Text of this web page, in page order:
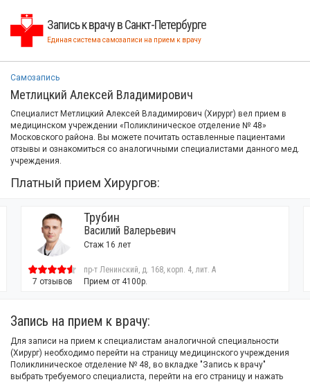
Запись к врачу в Санкт-Петербурге
Единая система самозаписи на прием к врачу
Самозапись
Метлицкий Алексей Владимирович
Специалист Метлицкий Алексей Владимирович (Хирург) вел прием в
медицинском учреждении «Поликлиническое отделение № 48»
Московского района. Вы можете почитать оставленные пациентами
отзывы и ознакомиться со аналогичными специалистами данного мед.
учреждения.
Платный прием Хирургов:
7 отзывов
Трубин
Василий Валерьевич
Стаж 16 лет
пр-т Ленинский, д. 168, корп. 4, лит. А
Прием от 4100р.
Запись на прием к врачу:
Для записи на прием к специалистам аналогичной специальности
(Хирург) необходимо перейти на страницу медицинского учреждения
Поликлиническое отделение № 48, во вкладке "Запись к врачу"
выбрать требуемого специалиста, перейти на его страницу и нажать